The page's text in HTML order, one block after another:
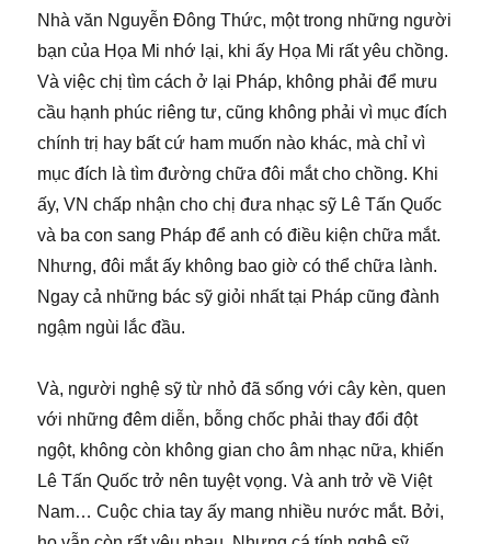
Nhà văn Nguyễn Đông Thức, một trong những người
bạn của Họa Mi nhớ lại, khi ấy Họa Mi rất yêu chồng.
Và việc chị tìm cách ở lại Pháp, không phải để mưu
cầu hạnh phúc riêng tư, cũng không phải vì mục đích
chính trị hay bất cứ ham muốn nào khác, mà chỉ vì
mục đích là tìm đường chữa đôi mắt cho chồng. Khi
ấy, VN chấp nhận cho chị đưa nhạc sỹ Lê Tấn Quốc
và ba con sang Pháp để anh có điều kiện chữa mắt.
Nhưng, đôi mắt ấy không bao giờ có thể chữa lành.
Ngay cả những bác sỹ giỏi nhất tại Pháp cũng đành
ngậm ngùi lắc đầu.
Và, người nghệ sỹ từ nhỏ đã sống với cây kèn, quen
với những đêm diễn, bỗng chốc phải thay đổi đột
ngột, không còn không gian cho âm nhạc nữa, khiến
Lê Tấn Quốc trở nên tuyệt vọng. Và anh trở về Việt
Nam… Cuộc chia tay ấy mang nhiều nước mắt. Bởi,